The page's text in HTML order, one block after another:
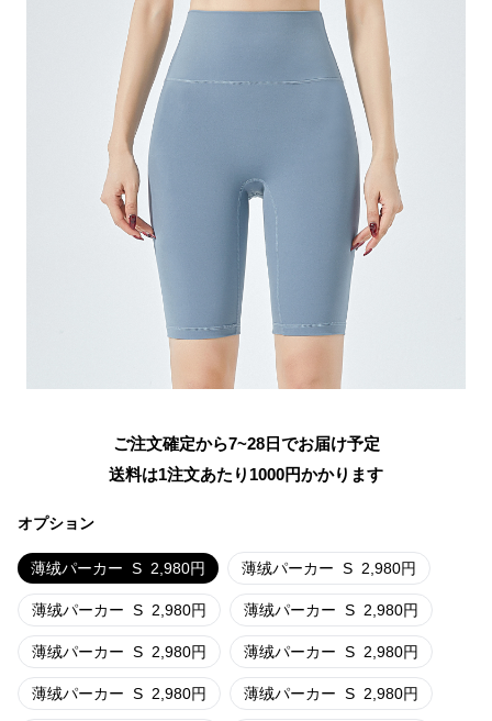
ご注文確定から7~28日でお届け予定
送料は1注文あたり 1000円かかります
オプション
薄绒パーカー S 2,980円 薄绒パーカー S 2,980円
薄绒パーカー S 2,980円 薄绒パーカー S 2,980円
薄绒パーカー S 2,980円 薄绒パーカー S 2,980円
薄绒パーカー S 2,980円 薄绒パーカー S 2,980円